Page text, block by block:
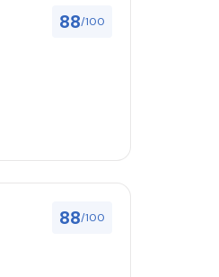
88/100
88/100